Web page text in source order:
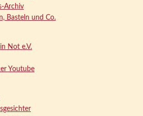
Archiv
Basteln und Co.
Youtube